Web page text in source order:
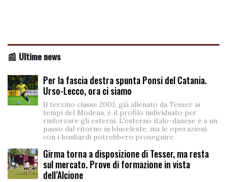
📰 Ultime news
Per la fascia destra spunta Ponsi del Catania.
Urso-Lecco, ora ci siamo
Il terzino classe 2001, già allenato da Tesser ai
tempi del Modena, è il profilo individuato per
rinforzare gli esterni. L'esterno italo-danese è a un
passo dal ritorno in bluceleste, ma le operazioni
con i lombardi potrebbero proseguire.
Girma torna a disposizione di Tesser, ma resta
sul mercato. Prove di formazione in vista
dell’Alcione